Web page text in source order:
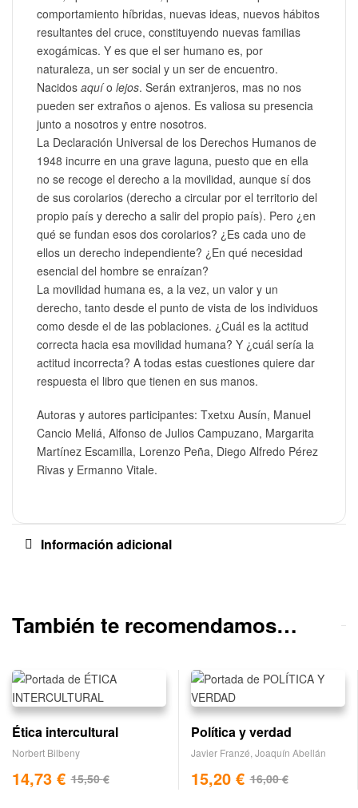
comportamiento híbridas, nuevas ideas, nuevos hábitos
resultantes del cruce, constituyendo nuevas familias
exogámicas. Y es que el ser humano es, por
naturaleza, un ser social y un ser de encuentro.
Nacidos aquío lejos. Serán extranjeros, mas no nos
pueden ser extraños o ajenos. Es valiosa su presencia
junto a nosotros y entre nosotros.
La Declaración Universal de los Derechos Humanos de
1948 incurre en una grave laguna, puesto que en ella
no se recoge el derecho a la movilidad, aunque sí dos
de sus corolarios (derecho a circular por el territorio del
propio país y derecho a salir del propio país). Pero ¿en
qué se fundan esos dos corolarios? ¿Es cada uno de
ellos un derecho independiente? ¿En qué necesidad
esencial del hombre se enraízan?
La movilidad humana es, a la vez, un valor y un
derecho, tanto desde el punto de vista de los individuos
como desde el de las poblaciones. ¿Cuál es la actitud
correcta hacia esa movilidad humana? Y ¿cuál sería la
actitud incorrecta? A todas estas cuestiones quiere dar
respuesta el libro que tienen en sus manos.
Autoras y autores participantes: Txetxu Ausín, Manuel
Cancio Meliá, Alfonso de Julios Campuzano, Margarita
Martínez Escamilla, Lorenzo Peña, Diego Alfredo Pérez
Rivas y Ermanno Vitale.
Información adicional
También te recomendamos…
Ética intercultural
Norbert Bilbeny
15,50€
14,73 €
Política y verdad
Javier Franzé Joaquín Abellán
16,00€
15,20 €